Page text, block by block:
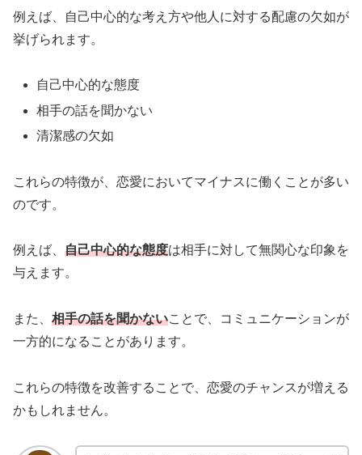
例えば、自己中心的な考え方や他人に対する配慮の欠如が
挙げられます。
自己中心的な態度
相手の話を聞かない
清潔感の欠如
これらの特徴が、恋愛においてマイナスに働くことが多い
のです。
例えば、 自己中心的な態度は相手に対して無関心な印象を
与えます。
また、 相手の話を聞かないことで、コミュニケーションが
一方的になることがあります。
これらの特徴を改善することで、恋愛のチャンスが増える
かもしれません。